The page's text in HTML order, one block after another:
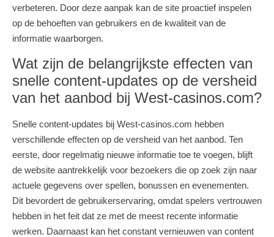
verbeteren. Door deze aanpak kan de site proactief inspelen
op de behoeften van gebruikers en de kwaliteit van de
informatie waarborgen.
Wat zijn de belangrijkste effecten van
snelle content-updates op de versheid
van het aanbod bij West-casinos.com?
Snelle content-updates bij West-casinos.com hebben
verschillende effecten op de versheid van het aanbod. Ten
eerste, door regelmatig nieuwe informatie toe te voegen, blijft
de website aantrekkelijk voor bezoekers die op zoek zijn naar
actuele gegevens over spellen, bonussen en evenementen.
Dit bevordert de gebruikerservaring, omdat spelers vertrouwen
hebben in het feit dat ze met de meest recente informatie
werken. Daarnaast kan het constant vernieuwen van content